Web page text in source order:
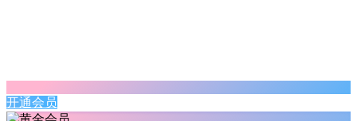
开通会员